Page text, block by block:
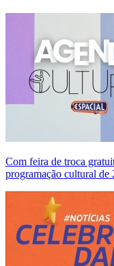
Com feira de troca
programação cultural de